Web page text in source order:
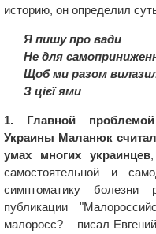
историю, он определил
Я пишу про вади
Не для
Щоб ми разом
З цієї ями
1. Главной проблемой
Украины Маланюк
умах многих украинцев
самостоятельной и
симптоматику
публикации
малоросс? – писал